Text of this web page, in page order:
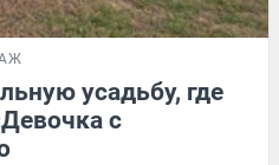
усадьбу, где
с